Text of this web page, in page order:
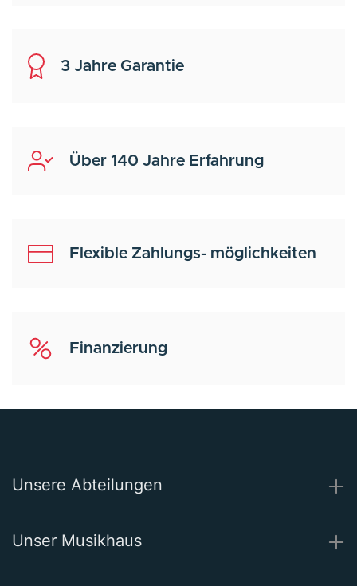
3 Jahre Garantie
Über 140 Jahre Erfahrung
Flexible Zahlungs- möglichkeiten
Finanzierung
Unsere Abteilungen
Unser Musikhaus